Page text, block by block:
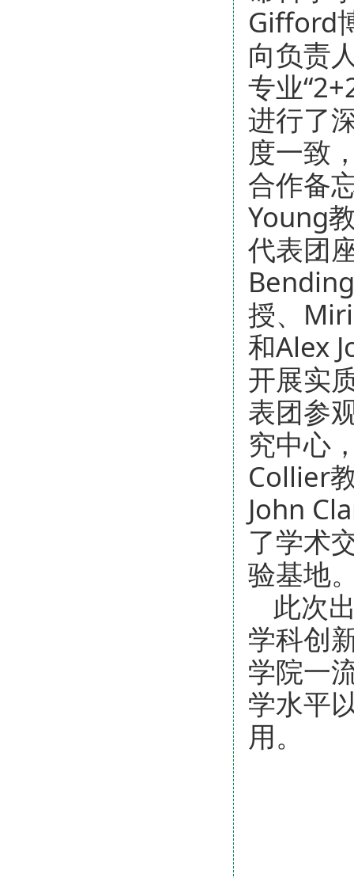
Gifford
向负责
专业
进行了
度一致
合作备
Young
代表团
授、
和Alex
开展实
表团参
究中心
Collier
John
了学术
验基地
此次
学科创
学院一
学水平
用。